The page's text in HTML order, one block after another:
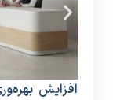
افزایش